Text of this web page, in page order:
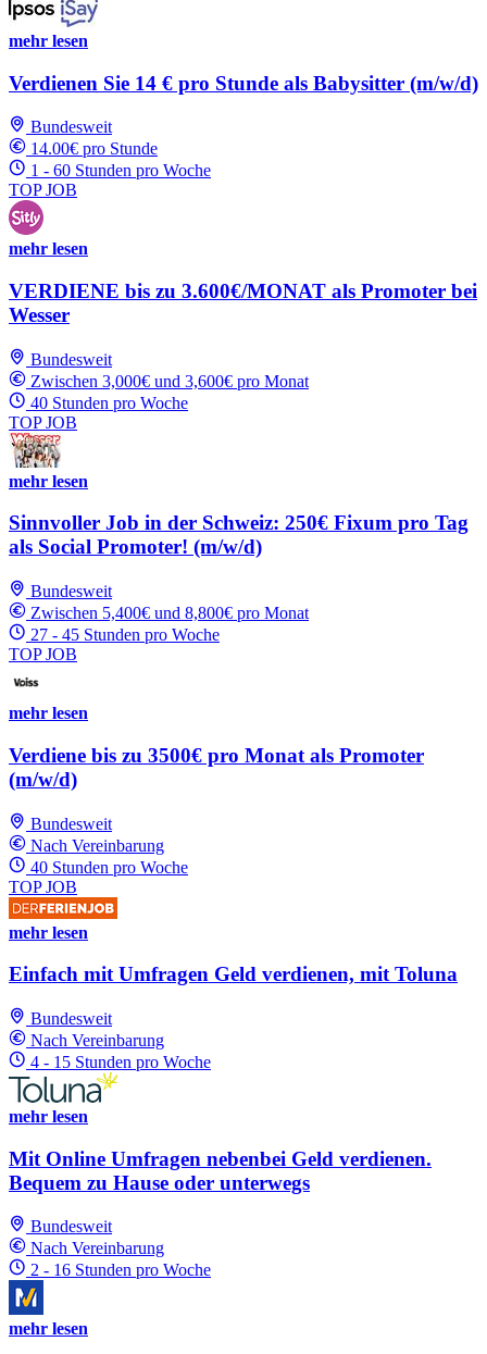
mehr lesen
Verdienen Sie 14 € pro Stunde als Babysitter (m/w/d)
Bundesweit
14.00€ pro Stunde
1 - 60 Stunden pro Woche
TOP JOB
mehr lesen
VERDIENE bis zu 3.600€/MONAT als Promoter bei
Wesser
Bundesweit
Zwischen 3,000€ und 3,600€ pro Monat
40 Stunden pro Woche
TOP JOB
mehr lesen
Sinnvoller Job in der Schweiz: 250€ Fixum pro Tag
als Social Promoter! (m/w/d)
Bundesweit
Zwischen 5,400€ und 8,800€ pro Monat
27 - 45 Stunden pro Woche
TOP JOB
mehr lesen
Verdiene bis zu 3500€ pro Monat als Promoter
(m/w/d)
Bundesweit
Nach Vereinbarung
40 Stunden pro Woche
TOP JOB
mehr lesen
Einfach mit Umfragen Geld verdienen, mit Toluna
Bundesweit
Nach Vereinbarung
4 - 15 Stunden pro Woche
mehr lesen
Mit Online Umfragen nebenbei Geld verdienen.
Bequem zu Hause oder unterwegs
Bundesweit
Nach Vereinbarung
2 - 16 Stunden pro Woche
mehr lesen